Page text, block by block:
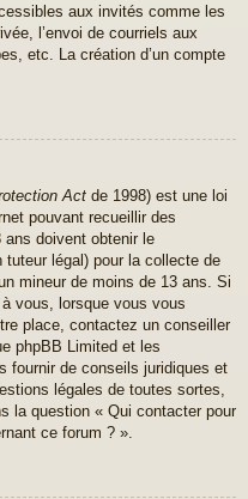
aux invités comme les
l’envoi de courriels aux
etc. La création d’un compte
Act de 1998) est une loi
pouvant recueillir des
doivent obtenir le
tuteur légal) pour la collecte de
mineur de moins de 13 ans. Si
vous, lorsque vous vous
place, contactez un conseiller
phpBB Limited et les
fournir de conseils juridiques et
légales de toutes sortes,
la question « Qui contacter pour
ce forum ? ».